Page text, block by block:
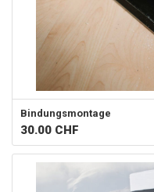
Bindungsmontage
30.00 CHF